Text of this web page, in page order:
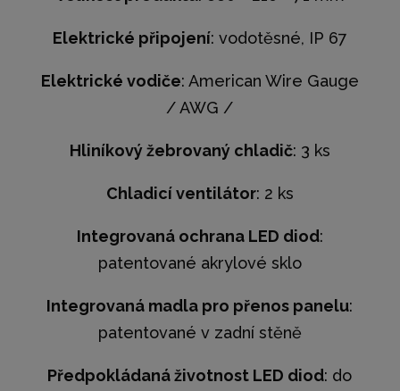
Elektrické připojení: vodotěsné, IP 67
Elektrické vodiče: American Wire Gauge
/ AWG /
Hliníkový žebrovaný chladič: 3 ks
Chladicí ventilátor: 2 ks
Integrovaná ochrana LED diod:
patentované akrylové sklo
Integrovaná madla pro přenos panelu:
patentované v zadní stěně
Předpokládaná životnost LED diod: do